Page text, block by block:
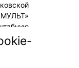
с
и «Ми-